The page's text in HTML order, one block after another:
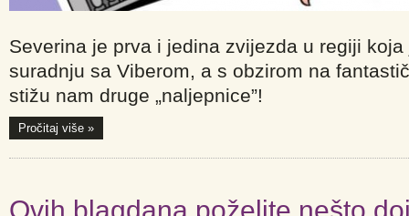
Severina je prva i jedina zvijezda u regiji
suradnju sa Viberom, a s obzirom na
stižu nam druge „naljepnice”!
Pročitaj više »
Ovih blagdana poželite nešto